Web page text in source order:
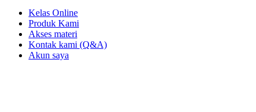
Kelas Online
Produk Kami
Akses materi
Kontak kami (Q&A)
Akun saya